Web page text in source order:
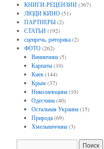
КНИГИ-РЕЦЕНЗИИ(367)
ЛЮДИ КИНО(51)
ПАРТНЕРЫ(2)
СТАТЬИ(192)
сценречь, риторика(2)
ФОТО(262)
Винничина(5)
Карпаты(10)
Киев(144)
Крым(37)
Николаевщина(10)
Одесчина(40)
Остальная Украина(15)
Природа(69)
Хмельниччина(3)